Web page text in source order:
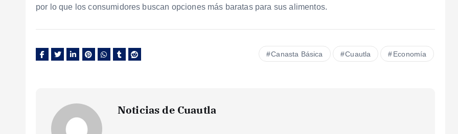
por lo que los consumidores buscan opciones más baratas para sus alimentos.
Canasta Básica Cuautla Economía
Noticias de Cuautla